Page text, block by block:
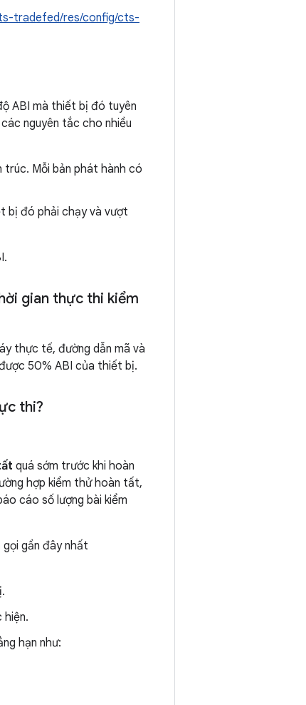
tradefed/res/config/cts-
ABI mà thiết bị đó tuyên
nguyên tắc cho nhiều
trúc. Mỗi bản phát hành có
bị đó phải chạy và vượt
gian thực thi kiểm
thực tế, đường dẫn mã và
50% ABI của thiết bị.
thi?
quá sớm trước khi hoàn
hợp kiểm thử hoàn tất,
cáo số lượng bài kiểm
gọi gần đây nhất
hiện.
hạn như: